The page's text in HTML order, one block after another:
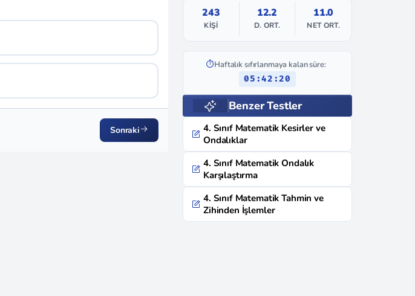
Sonraki
243
KIŞI
12.2
D. ORT.
11.0
NET ORT.
⏱️Haftalık sıfırlanmaya kalan süre:
05:42:19
Benzer Testler
4. Sınıf Matematik Kesirler ve
Ondalıklar
4. Sınıf Matematik Ondalık
Karşılaştırma
4. Sınıf Matematik Tahmin ve
Zihinden İşlemler